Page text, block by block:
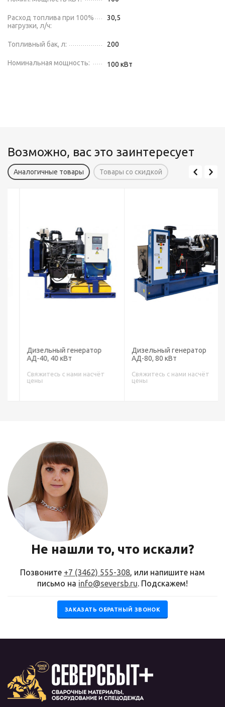
Расход топлива при 100%
нагрузки, л/ч:
30,5
Топливный бак, л: 200
Номинальная мощность: 100 кВт
Возможно, вас это заинтересует
Аналогичные товары Товары со скидкой
Дизельный генератор
АД-40, 40 кВт
Свяжитесь с нами насчёт
цены
Дизельный генератор
АД-80, 80 кВт
Свяжитесь с нами насчёт
цены
Не нашли то, что искали?
Позвоните +7 (3462) 555-308, или напишите нам
письмо на info@seversb.ru. Подскажем!
ЗАКАЗАТЬ ОБРАТНЫЙ ЗВОНОК